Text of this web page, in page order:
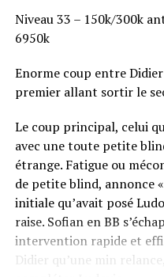
Niveau 33 – 150k/300k
6950k
Enorme coup entre
premier allant sortir le
Le coup principal, celui
avec une toute petite
étrange. Fatigue ou
de petite blind, annonce
initiale qu’avait posé
raise. Sofian en BB
intervention rapide et
Didier qu’une min